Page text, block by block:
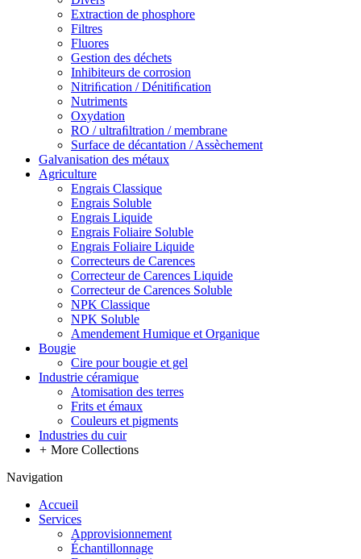
Extraction de phosphore
Filtres
Fluores
Gestion des déchets
Inhibiteurs de corrosion
Nitriﬁcation / Dénitiﬁcation
Nutriments
Oxydation
RO / ultraﬁltration / membrane
Surface de décantation / Assèchement
Galvanisation des métaux
Agriculture
Engrais Classique
Engrais Soluble
Engrais Liquide
Engrais Foliaire Soluble
Engrais Foliaire Liquide
Correcteurs de Carences
Correcteur de Carences Liquide
Correcteur de Carences Soluble
NPK Classique
NPK Soluble
Amendement Humique et Organique
Bougie
Cire pour bougie et gel
Industrie céramique
Atomisation des terres
Frits et émaux
Couleurs et pigments
Industries du cuir
+ More Collections
Navigation
Accueil
Services
Approvisionnement
Échantillonnage